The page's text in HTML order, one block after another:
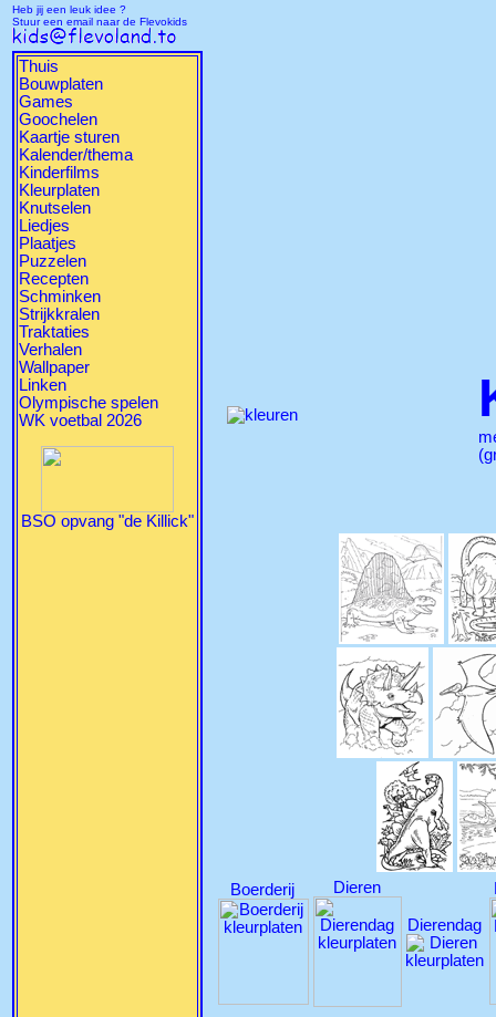
Heb jij een leuk idee ?
Stuur een email naar de Flevokids
Thuis
Bouwplaten
Games
Goochelen
Kaartje sturen
Kalender/thema
Kinderfilms
Kleurplaten
Knutselen
Liedjes
Plaatjes
Puzzelen
Recepten
Schminken
Strijkkralen
Traktaties
Verhalen
Wallpaper
Linken
Olympische spelen
WK voetbal 2026
BSO opvang "de Killick"
Boerderij Dieren
Dierendag